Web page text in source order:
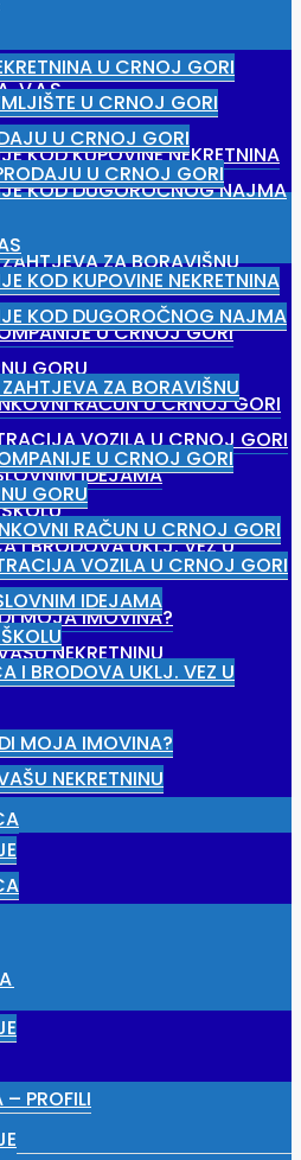
VAS
KOD KUPOVINE NEKRETNINA
KOD DUGOROČNOG NAJMA
ZA BORAVIŠNU
U CRNOJ GORI
GORU
RAČUN U CRNOJ GORI
VOZILA U CRNOJ GORI
IDEJAMA
I BRODOVA UKLJ. VEZ U
MOJA IMOVINA?
NEKRETNINU
U CRNOJ GORI
U CRNOJ GORI
U CRNOJ GORI
U CRNOJ GORI
KOD KUPOVINE NEKRETNINA
KOD DUGOROČNOG NAJMA
ZA BORAVIŠNU
U CRNOJ GORI
GORU
RAČUN U CRNOJ GORI
VOZILA U CRNOJ GORI
IDEJAMA
I BRODOVA UKLJ. VEZ U
MOJA IMOVINA?
NEKRETNINU
PROFILI